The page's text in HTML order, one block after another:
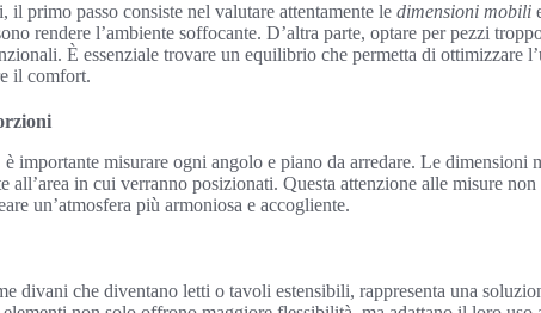
primo passo consiste nel valutare attentamente le dimensioni mobili
rendere l’ambiente soffocante. D’altra parte, optare per pezzi
È essenziale trovare un equilibrio che permetta di ottimizzare
il comfort.
è importante misurare ogni angolo e piano da arredare. Le dimensioni
all’area in cui verranno posizionati. Questa attenzione alle misure
un’atmosfera più armoniosa e accogliente.
divani che diventano letti o tavoli estensibili, rappresenta una